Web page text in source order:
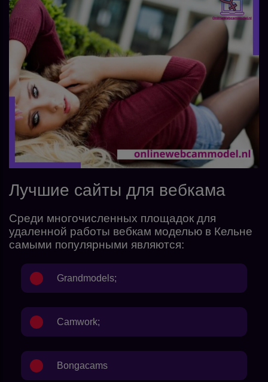
Лучшие сайты для вебкама
Среди многочисленных площадок для
удаленной работы вебкам моделью в Кельне
самыми популярными являются:
Grandmodels;
Camwork;
Bongacams